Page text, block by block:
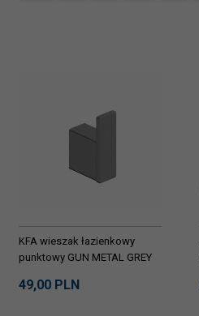
KFA wieszak łazienkowy
punktowy GUN METAL GREY
49,00 PLN